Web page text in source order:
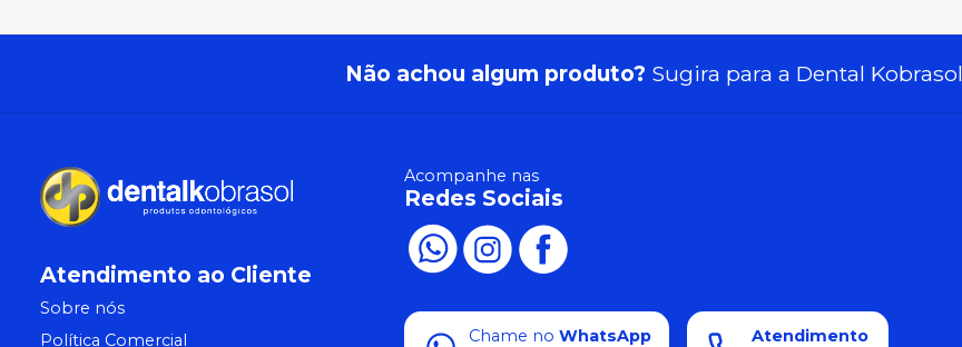
Não achou algum produto? Sugira para a Dental Kobrasol
Atendimento ao Cliente
Sobre nós
Política Comercial
Acompanhe nas
Redes Sociais
Chame no WhatsApp
Atendimento